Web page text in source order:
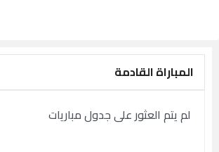
المباراة القادمة
لم يتم العثور على جدول مباريات